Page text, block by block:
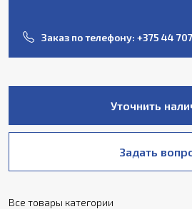
Заказ по телефону: +375 44
Уточнить
Задать
Все товары категории